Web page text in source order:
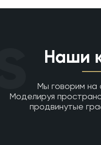
Наши
Мы говорим на
Моделируя
продвинутые